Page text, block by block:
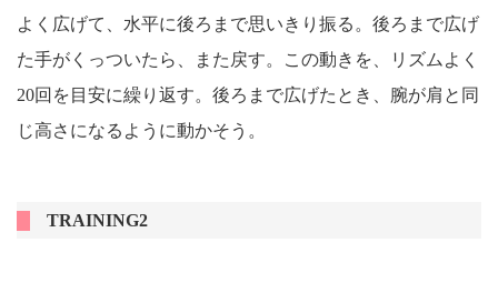
よく広げて、水平に後ろまで思いきり振る。後ろまで広げ
た手がくっついたら、また戻す。この動きを、リズムよく
20回を目安に繰り返す。後ろまで広げたとき、腕が肩と同
じ高さになるように動かそう。
TRAINING2